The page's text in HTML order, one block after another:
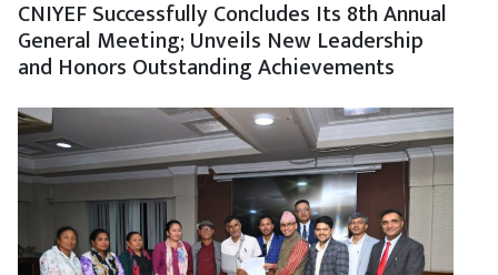
CNIYEF Successfully Concludes Its 8th Annual
General Meeting; Unveils New Leadership
and Honors Outstanding Achievements